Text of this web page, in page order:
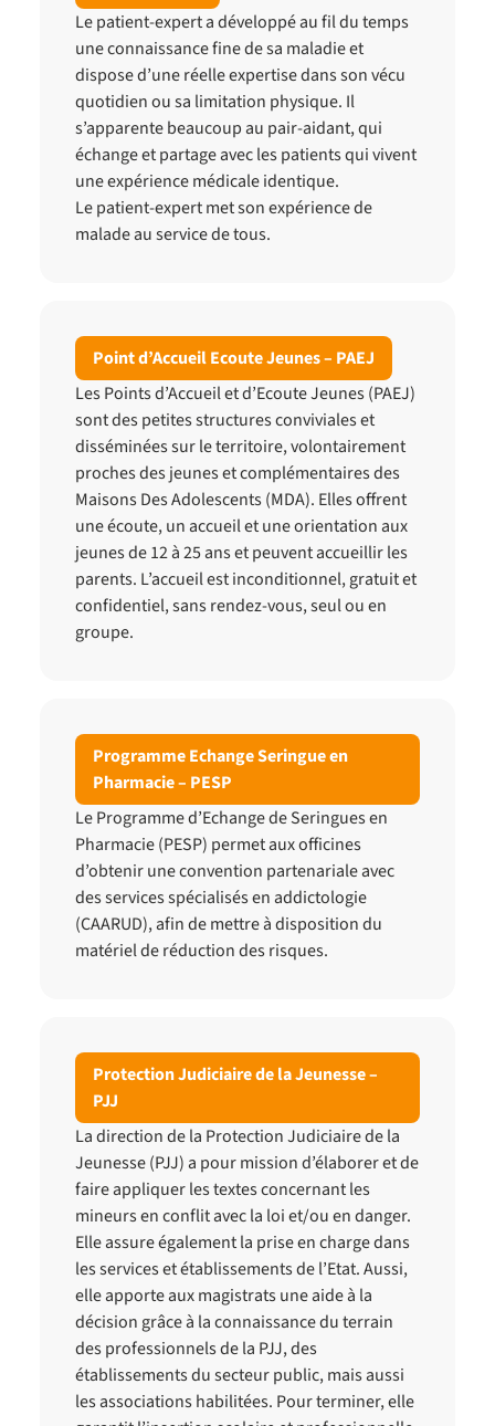
Le patient-expert a développé au fil du temps
une connaissance fine de sa maladie et
dispose d’une réelle expertise dans son vécu
quotidien ou sa limitation physique. Il
s’apparente beaucoup au pair-aidant, qui
échange et partage avec les patients qui vivent
une expérience médicale identique.
Le patient-expert met son expérience de
malade au service de tous.
Point d’Accueil Ecoute Jeunes – PAEJ
Les Points d’Accueil et d’Ecoute Jeunes (PAEJ)
sont des petites structures conviviales et
disséminées sur le territoire, volontairement
proches des jeunes et complémentaires des
Maisons Des Adolescents (MDA). Elles offrent
une écoute, un accueil et une orientation aux
jeunes de 12 à 25 ans et peuvent accueillir les
parents. L’accueil est inconditionnel, gratuit et
confidentiel, sans rendez-vous, seul ou en
groupe.
Programme Echange Seringue en
Pharmacie – PESP
Le Programme d’Echange de Seringues en
Pharmacie (PESP) permet aux officines
d’obtenir une convention partenariale avec
des services spécialisés en addictologie
(CAARUD), afin de mettre à disposition du
matériel de réduction des risques.
Protection Judiciaire de la Jeunesse –
PJJ
La direction de la Protection Judiciaire de la
Jeunesse (PJJ) a pour mission d’élaborer et de
faire appliquer les textes concernant les
mineurs en conflit avec la loi et/ou en danger.
Elle assure également la prise en charge dans
les services et établissements de l’Etat. Aussi,
elle apporte aux magistrats une aide à la
décision grâce à la connaissance du terrain
des professionnels de la PJJ, des
établissements du secteur public, mais aussi
les associations habilitées. Pour terminer, elle